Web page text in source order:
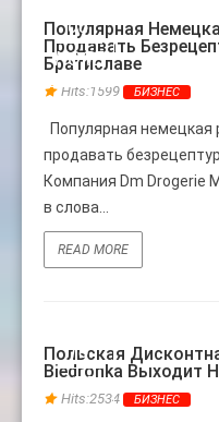
Популярная
Продавать
Братиславе
Hits:1599 БИЗНЕС
Популярная немецкая
продавать
Компания Dm Drogerie
в слова...
08
НОЯБ
READ MORE
Польская
Biedronka Выходит
Hits:2534 БИЗНЕС
18
АПР